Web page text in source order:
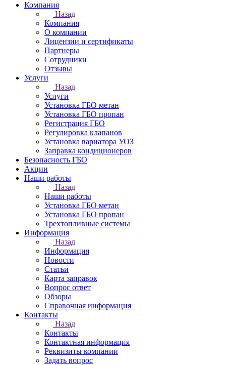
Компания
Назад
Компания
О компании
Лицензии и сертификаты
Партнеры
Сотрудники
Отзывы
Услуги
Назад
Услуги
Установка ГБО метан
Установка ГБО пропан
Регистрация ГБО
Регулировка клапанов
Установка вариатора УОЗ
Заправка кондиционеров
Безопасность ГБО
Акции
Наши работы
Назад
Наши работы
Установка ГБО метан
Установка ГБО пропан
Трехтопливные системы
Информация
Назад
Информация
Новости
Статьи
Карта заправок
Вопрос ответ
Обзоры
Справочная информация
Контакты
Назад
Контакты
Контактная информация
Реквизиты компании
Задать вопрос